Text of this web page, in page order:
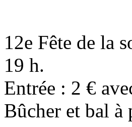
12e Fête de la
19 h.
Entrée : 2 €
Bûcher et bal à